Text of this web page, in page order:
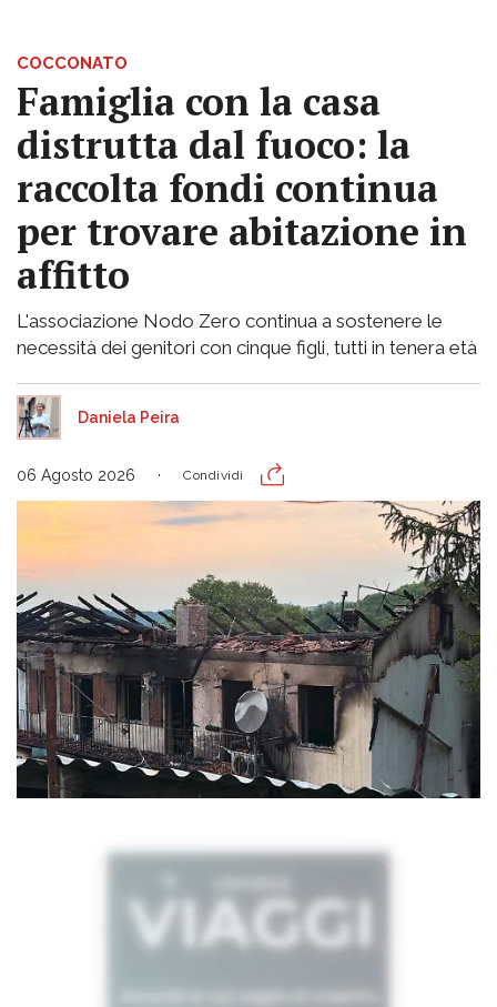
COCCONATO
Famiglia con la casa
distrutta dal fuoco: la
raccolta fondi continua
per trovare abitazione in
affitto
L'associazione Nodo Zero continua a sostenere le
necessità dei genitori con cinque figli, tutti in tenera età
Daniela Peira
06 Agosto 2026 Condividi